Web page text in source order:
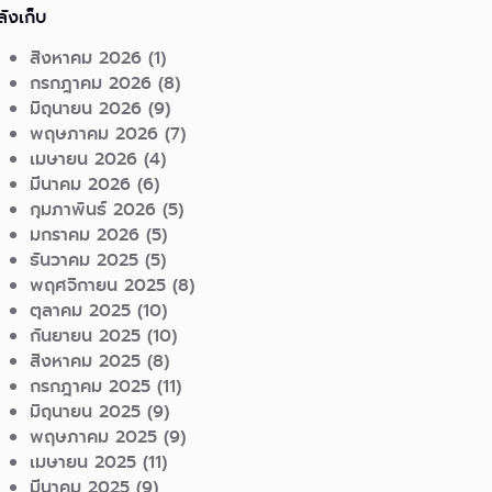
งเก็บ
สิงหาคม 2026 (1)
กรกฎาคม 2026 (8)
มิถุนายน 2026 (9)
พฤษภาคม 2026 (7)
เมษายน 2026 (4)
มีนาคม 2026 (6)
กุมภาพันธ์ 2026 (5)
มกราคม 2026 (5)
ธันวาคม 2025 (5)
พฤศจิกายน 2025 (8)
ตุลาคม 2025 (10)
กันยายน 2025 (10)
สิงหาคม 2025 (8)
กรกฎาคม 2025 (11)
มิถุนายน 2025 (9)
พฤษภาคม 2025 (9)
เมษายน 2025 (11)